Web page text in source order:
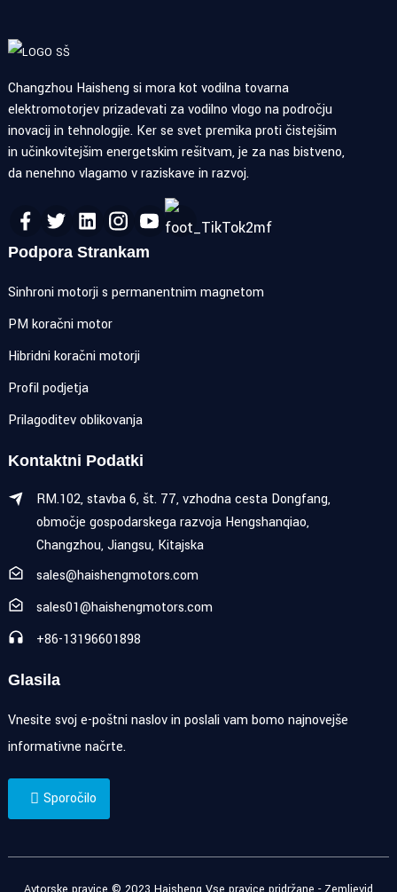
Changzhou Haisheng si mora kot vodilna tovarna
elektromotorjev prizadevati za vodilno vlogo na področju
inovacij in tehnologije. Ker se svet premika proti čistejšim
in učinkovitejšim energetskim rešitvam, je za nas bistveno,
da nenehno vlagamo v raziskave in razvoj.
Podpora Strankam
Sinhroni motorji s permanentnim magnetom
PM koračni motor
Hibridni koračni motorji
Profil podjetja
Prilagoditev oblikovanja
Kontaktni Podatki
RM.102, stavba 6, št. 77, vzhodna cesta Dongfang,
območje gospodarskega razvoja Hengshanqiao,
Changzhou, Jiangsu, Kitajska
sales@haishengmotors.com
sales01@haishengmotors.com
+86-13196601898
Glasila
Vnesite svoj e-poštni naslov in poslali vam bomo najnovejše
informativne načrte.
Sporočilo